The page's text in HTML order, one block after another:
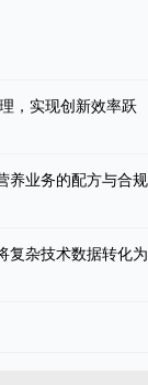
，实现创新效率跃
养业务的配方与合规
复杂技术数据转化为